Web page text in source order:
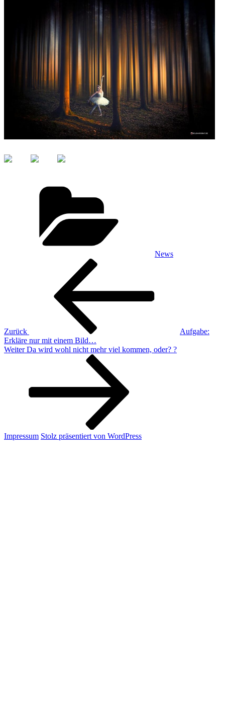
News
Beitragsnavigation
Zurück
Aufgabe:
Erkläre nur mit einem Bild…
Nächster
Weiter Da wird wohl nicht mehr viel kommen, oder? ?
Impressum Stolz präsentiert von WordPress